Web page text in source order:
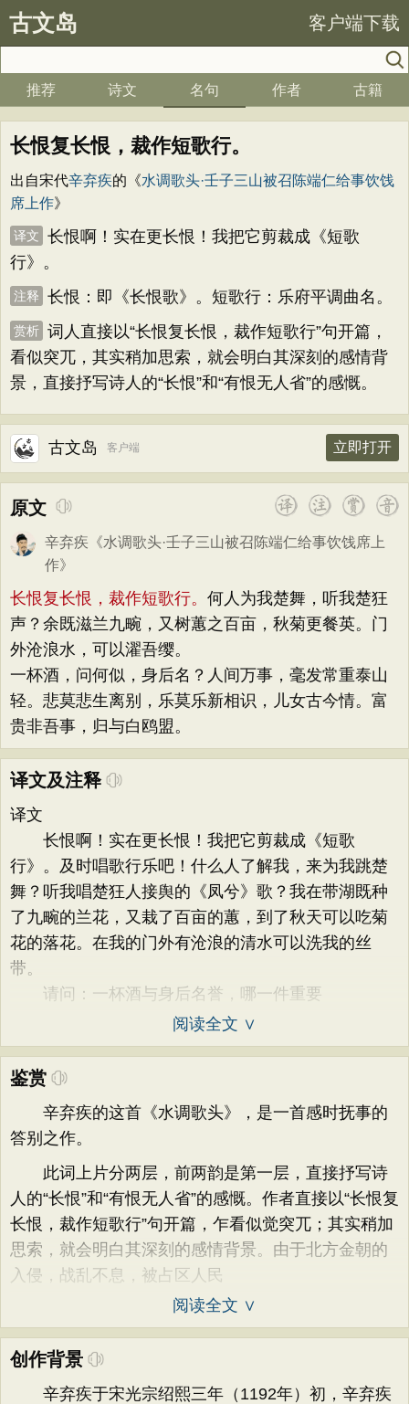
古文岛 客户端下载
推荐 诗文 名句 作者 古籍
长恨复长恨，裁作短歌行。
出自宋代辛弃疾的《水调歌头·壬子三山被召陈端仁给事饮饯
席上作》
译文
长恨啊！实在更长恨！我把它剪裁成《短歌
行》。
注释 长恨：即《长恨歌》。短歌行：乐府平调曲名。
赏析 词人直接以“长恨复长恨，裁作短歌行”句开篇，
看似突兀，其实稍加思索，就会明白其深刻的感情背
景，直接抒写诗人的“长恨”和“有恨无人省”的感慨。
古文岛 客户端 立即打开
原文
辛弃疾 《水调歌头·壬子三山被召陈端仁给事饮饯席上
作》
长恨复长恨，裁作短歌行。 何人为我楚舞，听我楚狂
声？余既滋兰九畹，又树蕙之百亩，秋菊更餐英。门
外沧浪水，可以濯吾缨。
一杯酒，问何似，身后名？人间万事，毫发常重泰山
轻。悲莫悲生离别，乐莫乐新相识，儿女古今情。富
贵非吾事，归与白鸥盟。
译文及注释
译文
长恨啊！实在更长恨！我把它剪裁成《短歌
行》。及时唱歌行乐吧！什么人了解我，来为我跳楚
舞？听我唱楚狂人接舆的《凤兮》歌？我在带湖既种
了九畹的兰花，又栽了百亩的蕙，到了秋天可以吃菊
花的落花。在我的门外有沧浪的清水可以洗我的丝
带。
请问：一杯酒与身后名誉，哪一件重要
阅读全文 ∨
鉴赏
辛弃疾的这首《水调歌头》，是一首感时抚事的
答别之作。
此词上片分两层，前两韵是第一层，直接抒写诗
人的“长恨”和“有恨无人省”的感慨。作者直接以“长恨复
长恨，裁作短歌行”句开篇，乍看似觉突兀；其实稍加
思索，就会明白其深刻的感情背景。由于北方金朝的
入侵，战乱不息，被占区人民
阅读全文 ∨
创作背景
辛弃疾于宋光宗绍熙三年（1192年）初，辛弃疾